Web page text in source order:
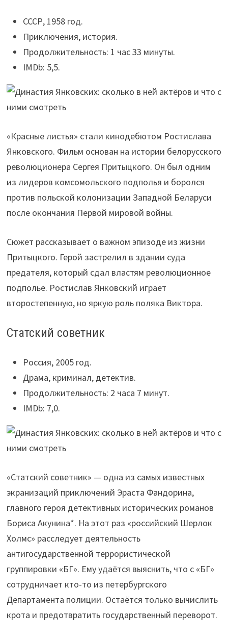
СССР, 1958 год.
Приключения, история.
Продолжительность: 1 час 33 минуты.
IMDb: 5,5.
«Красные листья» стали кинодебютом Ростислава
Янковского. Фильм основан на истории белорусского
революционера Сергея Притыцкого. Он был одним
из лидеров комсомольского подполья и боролся
против польской колонизации Западной Беларуси
после окончания Первой мировой войны.
Сюжет рассказывает о важном эпизоде из жизни
Притыцкого. Герой застрелил в здании суда
предателя, который сдал властям революционное
подполье. Ростислав Янковский играет
второстепенную, но яркую роль поляка Виктора.
Статский советник
Россия, 2005 год.
Драма, криминал, детектив.
Продолжительность: 2 часа 7 минут.
IMDb: 7,0.
«Статский советник» — одна из самых известных
экранизаций приключений Эраста Фандорина,
главного героя детективных исторических романов
Бориса Акунина*. На этот раз «российский Шерлок
Холмс» расследует деятельность
антигосударственной террористической
группировки «БГ». Ему удаётся выяснить, что с «БГ»
сотрудничает кто-то из петербургского
Департамента полиции. Остаётся только вычислить
крота и предотвратить государственный переворот.